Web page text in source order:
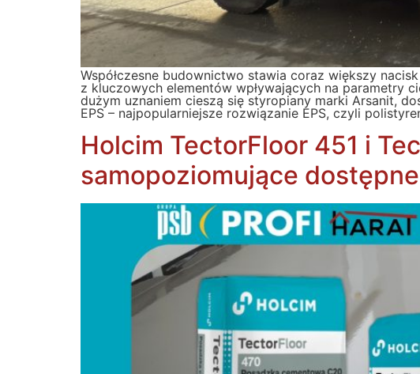
Współczesne budownictwo stawia coraz większy
z kluczowych elementów wpływających na parametry
dużym uznaniem cieszą się styropiany marki Arsanit,
EPS – najpopularniejsze rozwiązanie EPS, czyli
Holcim TectorFloor 451 i
samopoziomujące